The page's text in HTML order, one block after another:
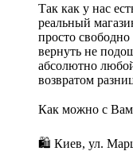
Так как у нас
реальный
просто
вернуть не
абсолютно
возвратом
Как можно с
🛍 Киев, ул.